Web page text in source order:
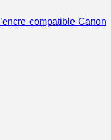
compatible Canon